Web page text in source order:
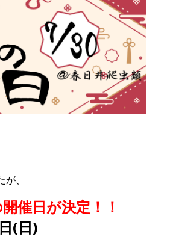
、
催日が決定！！
(日)